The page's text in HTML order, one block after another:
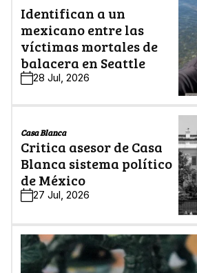
Identifican a un
mexicano entre las
víctimas mortales de
balacera en Seattle
28 Jul, 2026
Casa Blanca
Critica asesor de Casa
Blanca sistema político
de México
27 Jul, 2026